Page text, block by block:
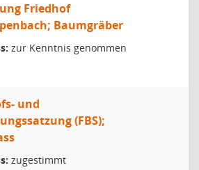
Friedhof
Baumgräber
zur Kenntnis genommen
und
(FBS);
zugestimmt